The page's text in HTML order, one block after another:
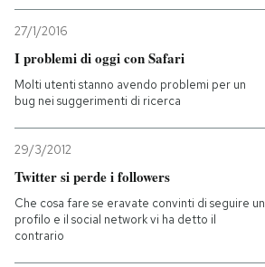
27/1/2016
I problemi di oggi con Safari
Molti utenti stanno avendo problemi per un
bug nei suggerimenti di ricerca
29/3/2012
Twitter si perde i followers
Che cosa fare se eravate convinti di seguire un
profilo e il social network vi ha detto il
contrario